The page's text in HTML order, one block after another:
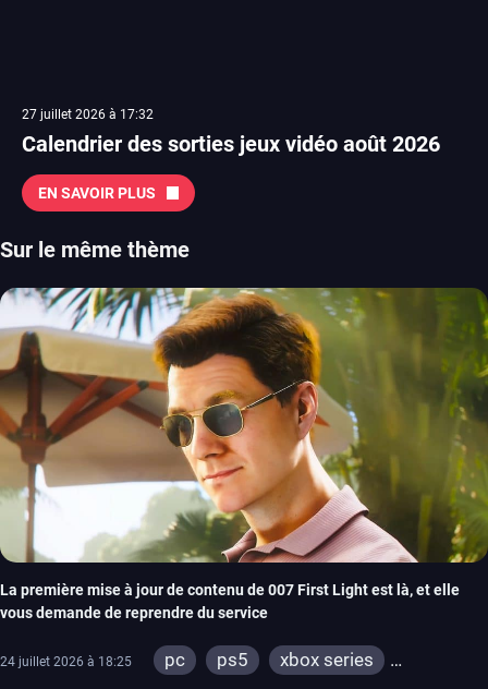
27 juillet 2026 à 17:32
Calendrier des sorties jeux vidéo août 2026
EN SAVOIR PLUS
Sur le même thème
La première mise à jour de contenu de 007 First Light est là, et elle
vous demande de reprendre du service
24 juillet 2026 à 18:25 pc ps5
xbox series